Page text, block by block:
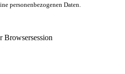
personenbezogenen Daten.
Browsersession